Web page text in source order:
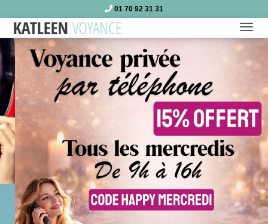
01 70 92 31 31